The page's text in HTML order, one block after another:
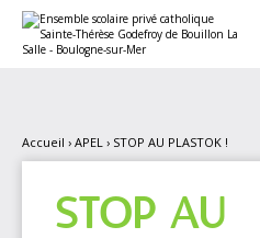
contenu.
personnels
Accueil › APEL › STOP AU PLASTOK !
STOP AU